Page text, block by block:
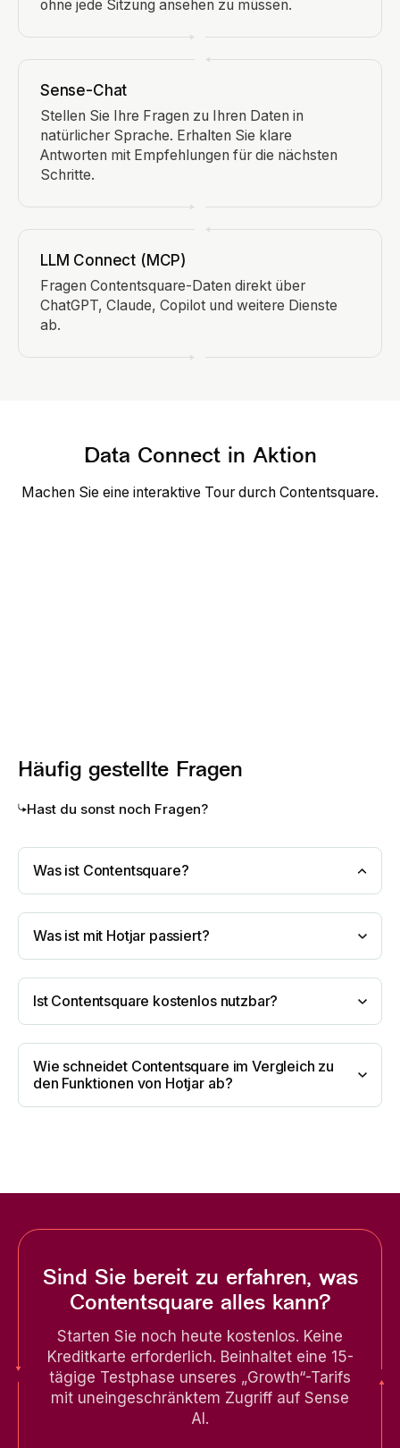
ohne jede Sitzung ansehen zu müssen.
Sense-Chat
Stellen Sie Ihre Fragen zu Ihren Daten in
natürlicher Sprache. Erhalten Sie klare
Antworten mit Empfehlungen für die nächsten
Schritte.
LLM Connect (MCP)
Fragen Contentsquare-Daten direkt über
ChatGPT, Claude, Copilot und weitere Dienste
ab.
Data Connect in Aktion
Machen Sie eine interaktive Tour durch Contentsquare.
Häufig gestellte Fragen
Hast du sonst noch Fragen?
Was ist Contentsquare?
Was ist mit Hotjar passiert?
Ist Contentsquare kostenlos nutzbar?
Wie schneidet Contentsquare im Vergleich zu
den Funktionen von Hotjar ab?
Sind Sie bereit zu erfahren, was
Contentsquare alles kann?
Starten Sie noch heute kostenlos. Keine
Kreditkarte erforderlich. Beinhaltet eine 15-
tägige Testphase unseres „Growth“-Tarifs
mit uneingeschränktem Zugriff auf Sense
AI.